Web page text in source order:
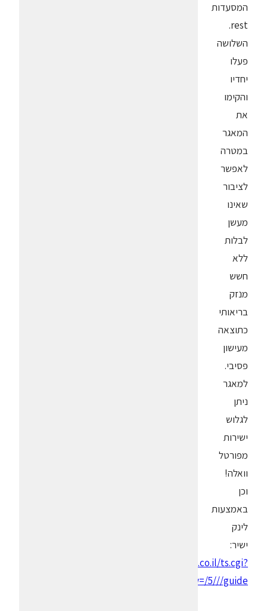
המסעדות
rest.
השלושה
פעלו
יחדיו
והקימו
את
המאגר
במטרה
לאפשר
לציבור
שאינו
מעשן
לבלות
ללא
חשש
מנזק
בריאותי
כתוצאה
מעישון
פסיבי.
למאגר
ניתן
לגלוש
ישירות
מפורטל
וואלה!
וכן
באמצעות
לינק
ישיר:
rest.walla.co.il/ts.cgi?
w=/5///guide